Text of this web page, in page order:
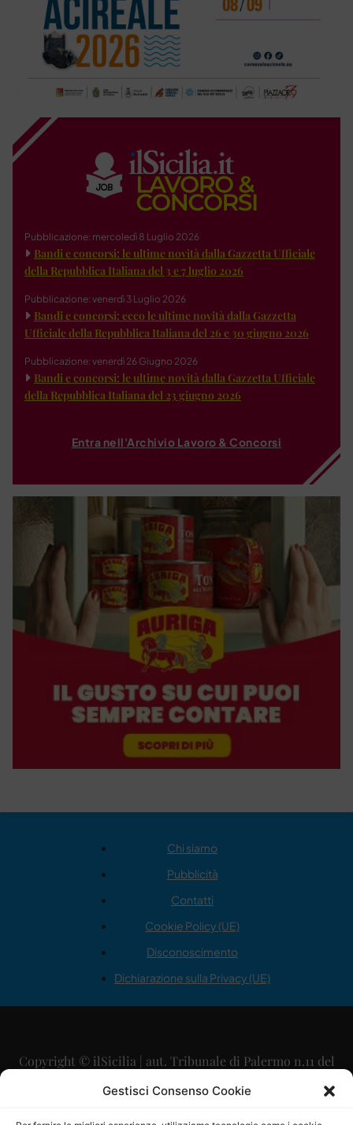
Gestisci Consenso Cookie
Pubblicazione: mercoledì 8 Luglio 2026
Bandi e concorsi: le ultime novità dalla Gazzetta Ufficiale
della Repubblica Italiana del 3 e 7 luglio 2026
Pubblicazione: venerdì 3 Luglio 2026
Bandi e concorsi: ecco le ultime novità dalla Gazzetta
Ufficiale della Repubblica Italiana del 26 e 30 giugno 2026
Pubblicazione: venerdì 26 Giugno 2026
Bandi e concorsi: le ultime novità dalla Gazzetta Ufficiale
della Repubblica Italiana del 23 giugno 2026
Entra nell'Archivio Lavoro & Concorsi
Chi siamo
Pubblicità
Contatti
Cookie Policy (UE)
Disconoscimento
Dichiarazione sulla Privacy (UE)
Copyright © ilSicilia | aut. Tribunale di Palermo n.11 del
29/09/2015